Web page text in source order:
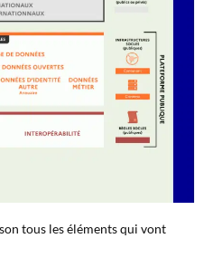
tous les éléments qui vont